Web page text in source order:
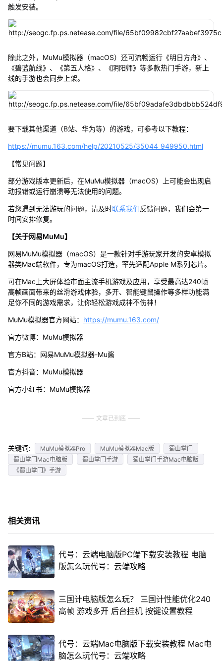
触发安装。
除此之外，MuMu模拟器（macOS）还可流畅运行《明日方舟》、
《碧蓝航线》、《第五人格》、《阴阳师》等多款热门手游，新上
线的手游也会同步上架。
要下载其他渠道（B站、华为等）的游戏，可参考以下教程：
https://mumu.163.com/help/20210525/35044_949950.html
【常见问题】
部分游戏版本更新后，在MuMu模拟器（macOS）上可能会出现启
动报错或运行崩溃等无法使用的问题。
若您遇到无法游玩的问题，请及时联系我们反馈问题，我们会第一
时间安排修复。
【关于网易MuMu】
网易MuMu模拟器（macOS）是一款针对手游玩家开发的安卓模拟
器类Mac端软件，专为macOS打造，率先适配Apple M系列芯片。
可在Mac上大屏体验市面主流手机游戏及应用，享受最高达240帧
高帧画面带来的丝滑游戏体验，多开、智能键鼠操作等多样功能满
足你不同的游戏需求，让你轻松游戏成神不伤神！
MuMu模拟器官方网站： https://mumu.163.com/
官方微博：MuMu模拟器
官方B站：网易MuMu模拟器-Mu酱
官方抖音：MuMu模拟器
官方小红书：MuMu模拟器
文章已到底
关键词: MuMu模拟器Pro MuMu模拟器Mac版
蜀山掌门
蜀山掌门Mac电脑版
蜀山掌门手游
蜀山掌门手游Mac电脑版
《蜀山掌门》手游
相关资讯
代号：云端电脑版PC端下载安装教程 电脑
版怎么玩代号：云端攻略
三国计电脑版怎么玩？ 三国计性能优化240
高帧 游戏多开 后台挂机 按键设置教程
代号：云端Mac电脑版下载安装教程 Mac电
脑怎么玩代号：云端攻略